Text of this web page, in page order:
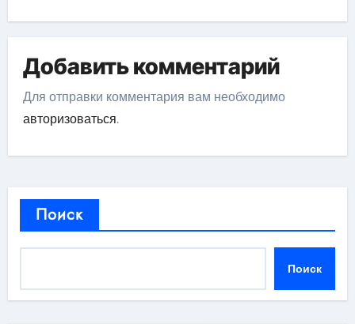
Добавить комментарий
Для отправки комментария вам необходимо
авторизоваться.
Поиск
Поиск